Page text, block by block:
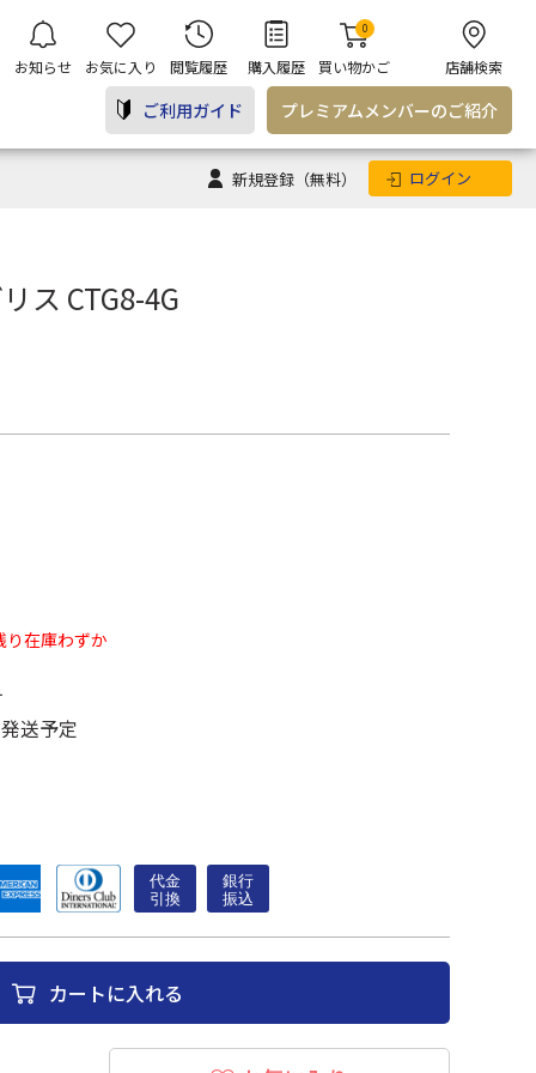
お知らせ お気に入り 閲覧履歴 購入履歴 買い物かご
0
店舗検索
ご利用ガイド プレミアム メンバーのご紹介
新規登録 （無料） ログイン
ス CTG8-4G
り在庫わずか
送予定
カートに入れる